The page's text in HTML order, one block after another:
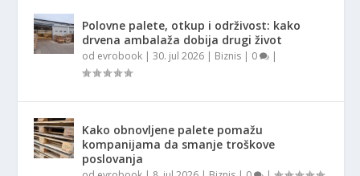
Polovne palete, otkup i održivost: kako
drvena ambalaža dobija drugi život
od evrobook |30. jul 2026 | Biznis | 0 |
Kako obnovljene palete pomažu
kompanijama da smanje troškove
poslovanja